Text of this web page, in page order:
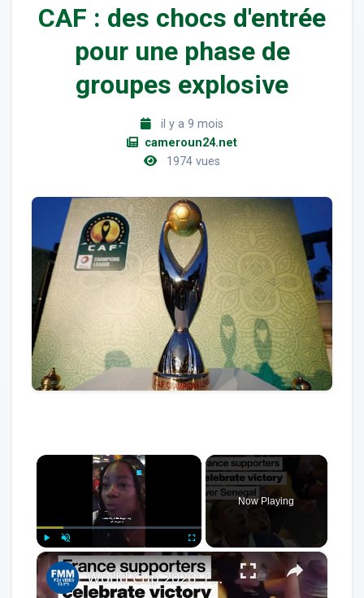
CAF : des chocs d'entrée
pour une phase de
groupes explosive
il y a 9 mois
cameroun24.net
1974 vues
×
Play Unmute Fullscreen
Now Playing
×
World Cup 2026: France supporters celebrate victory over Senegal